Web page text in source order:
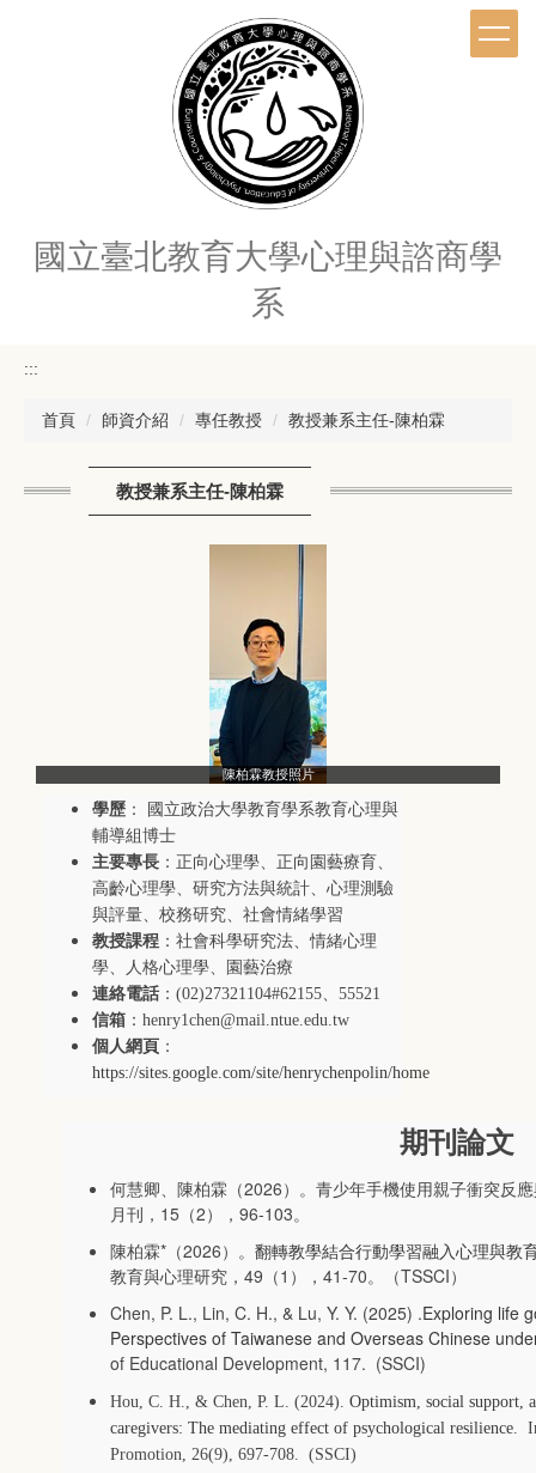
國立臺北教育大學心理與諮商學
系
:::
首頁 師資介紹 專任教授 教授兼系主任-陳柏霖
教授兼系主任-陳柏霖
陳柏霖教授照片
學歷 ：
國立政治大學教育學系教育心理與
輔導組博士
主要專長 ： 正向心理學、正向園藝療育、
高齡心理學、研究方法與統計、心理測驗
與評量、 校務研究、社會情緒學習
教授課程 ： 社會科學研究法、情緒心理
學、人格心理學、園藝治療
連絡電話 ：(02)27321104#62155、55521
信箱 ： henry1chen@mail.ntue.edu.tw
個人網頁 ：
https://sites.google.com/site/henrychenpolin/home
期刊論文
何慧卿、陳柏霖（2026）。青少年手機使用親子衝突反
月刊，15（2），96-103。
陳柏霖*（2026）。 翻轉教學結合行動學習融入心理與教
教育與心理研究，49（1），41-70。（TSSCI）
Chen, P. L., Lin, C. H., & Lu, Y. Y. (2025) .Exploring life
Perspectives of Taiwanese and Overseas Chinese
of Educational Development, 117. (SSCI)
Hou, C. H., & Chen, P. L. (2024). Optimism, social support,
caregivers: The mediating effect of psychological resilience.
Promotion, 26(9), 697-708. (SSCI)